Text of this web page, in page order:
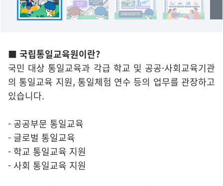
■ 국립통일교육원이란?
국민 대상 통일교육과 각급 학교 및 공공·사회교육기관
의 통일교육 지원, 통일체험 연수 등의 업무를 관장하고
있습니다.
- 공공부문 통일교육
- 글로벌 통일교육
- 학교 통일교육 지원
- 사회 통일교육 지원